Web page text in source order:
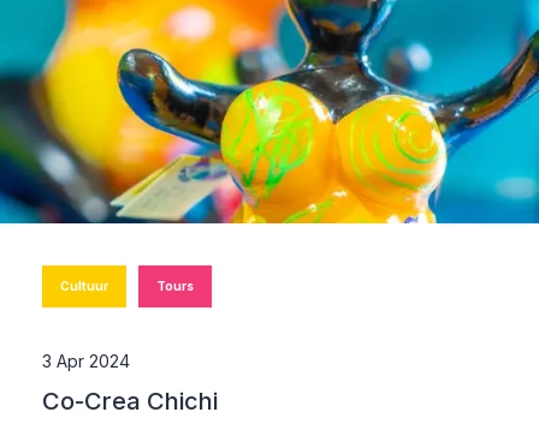
Cultuur Tours
3 Apr 2024
Co-Crea Chichi